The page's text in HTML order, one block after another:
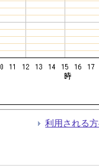
利用される